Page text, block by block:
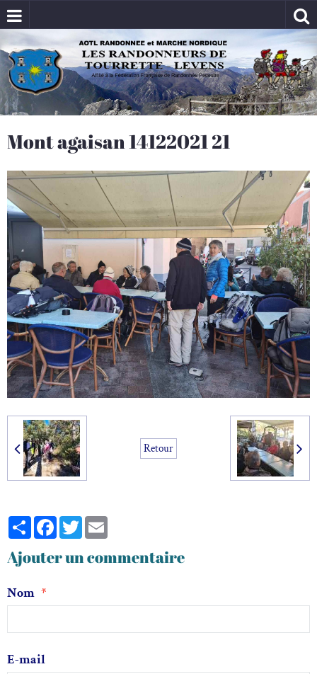
Mont agaisan 14122021 21
Retour
PartagerFacebook
Twitter
Ajouter un commentaire
Nom
E-mail